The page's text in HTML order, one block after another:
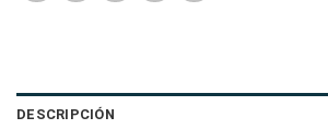
DESCRIPCIÓN